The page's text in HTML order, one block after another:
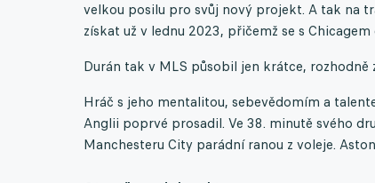
velkou posilu pro svůj nový projekt. A tak na
získat už v lednu 2023, přičemž se s
Durán tak v MLS působil jen krátce, rozhodně
Hráč s jeho mentalitou, sebevědomím a
Anglii poprvé prosadil. Ve 38. minutě svého
Manchesteru City parádní ranou z voleje.